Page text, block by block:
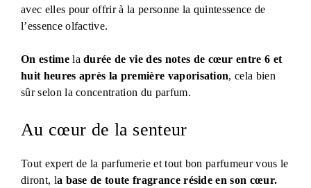
avec elles pour offrir à la personne la quintessence de
l’essence olfactive.
On estimeladurée de vie des notes de cœur entre 6 et
huit heures après la première vaporisation, cela bien
sûr selon la concentration du parfum.
Au cœur de la senteur
Tout expert de la parfumerie et tout bon parfumeur vous le
diront, la base de toute fragrance réside en son cœur.